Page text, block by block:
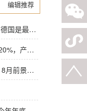
编辑推荐
欧洲咖啡报告：消费全球1/4咖啡，德国是最大进口国，意大利在烘焙咖啡生产中领先
1月至7月越南咖啡出口同比增长超20%，产量也将是过去四年来最高
咖啡期货价格：7月经历大幅波动，8月前景依旧不明朗